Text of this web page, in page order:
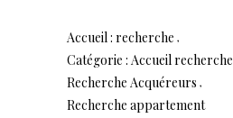
Accueil : recherche
Catégorie : Accueil recherche
Recherche Acquéreurs
Recherche appartement